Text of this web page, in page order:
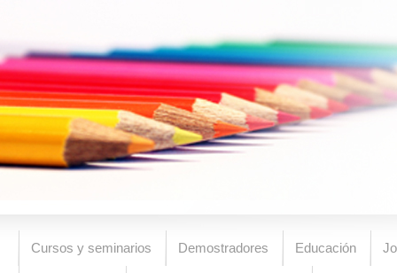
Cursos y seminarios Demostradores Educación